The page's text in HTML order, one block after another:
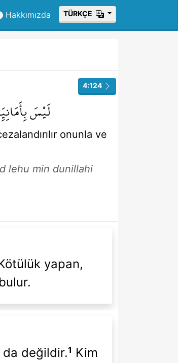
Hakkımızda ТÜRKÇE
4:124
لَيْسَ
onunla ve
lehu min dunillahi
yapan,
da değildir.1 Kim